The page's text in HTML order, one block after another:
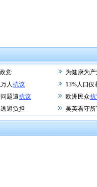
党
为健康为
人抗议
13%人口
题遭抗议 欧洲民众
避负担 吴英看守